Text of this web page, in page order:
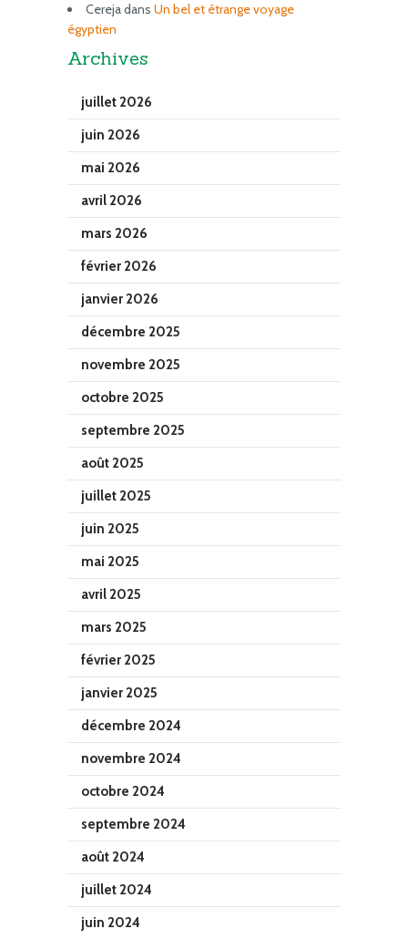
Cerejadans Un bel et étrange voyage
égyptien
Archives
juillet 2026
juin 2026
mai 2026
avril 2026
mars 2026
février 2026
janvier 2026
décembre 2025
novembre 2025
octobre 2025
septembre 2025
août 2025
juillet 2025
juin 2025
mai 2025
avril 2025
mars 2025
février 2025
janvier 2025
décembre 2024
novembre 2024
octobre 2024
septembre 2024
août 2024
juillet 2024
juin 2024